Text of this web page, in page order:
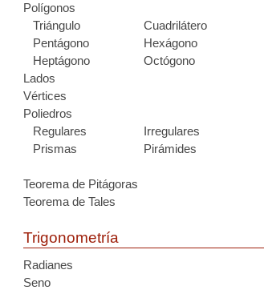
Polígonos
Triángulo
Cuadrilátero
Pentágono
Hexágono
Heptágono
Octógono
Lados
Vértices
Poliedros
Regulares
Irregulares
Prismas
Pirámides
Teorema de Pitágoras
Teorema de Tales
Trigonometría
Radianes
Seno